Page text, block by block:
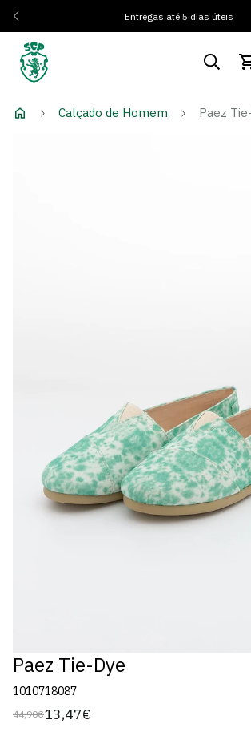
És Sócio? Regista-te e ativa os teus 10% de
dúvidas? Clica Aqui
Calçado de Homem Paez
Paez Tie-Dye
1010718087
Preço
44,90€
Preço
13,47€